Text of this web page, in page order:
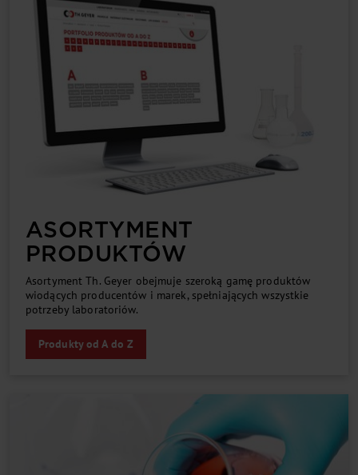
ASORTYMENT
PRODUKTÓW
Asortyment Th. Geyer obejmuje szeroką gamę produktów
wiodących producentów i marek, spełniających wszystkie
potrzeby laboratoriów.
Produkty od A do Z